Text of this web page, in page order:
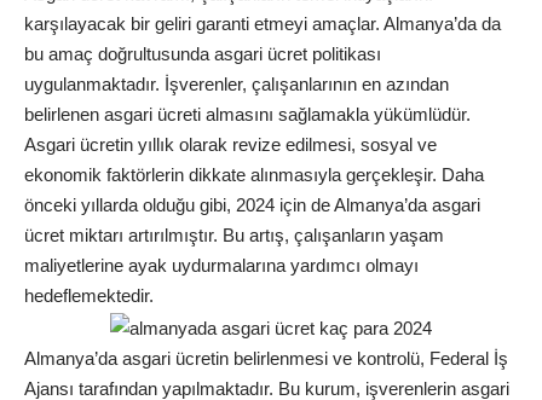
karşılayacak bir geliri garanti etmeyi amaçlar. Almanya’da da
bu amaç doğrultusunda asgari ücret politikası
uygulanmaktadır. İşverenler, çalışanlarının en azından
belirlenen asgari ücreti almasını sağlamakla yükümlüdür.
Asgari ücretin yıllık olarak revize edilmesi, sosyal ve
ekonomik faktörlerin dikkate alınmasıyla gerçekleşir. Daha
önceki yıllarda olduğu gibi, 2024 için de Almanya’da asgari
ücret miktarı artırılmıştır. Bu artış, çalışanların yaşam
maliyetlerine ayak uydurmalarına yardımcı olmayı
hedeflemektedir.
Almanya’da asgari ücretin belirlenmesi ve kontrolü, Federal İş
Ajansı tarafından yapılmaktadır. Bu kurum, işverenlerin asgari